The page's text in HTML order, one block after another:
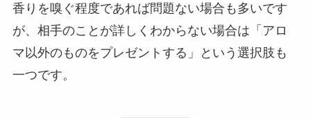
香りを嗅ぐ程度であれば問題ない場合も多いです
が、相手のことが詳しくわからない場合は「アロ
マ以外のものをプレゼントする」という選択肢も
一つです。